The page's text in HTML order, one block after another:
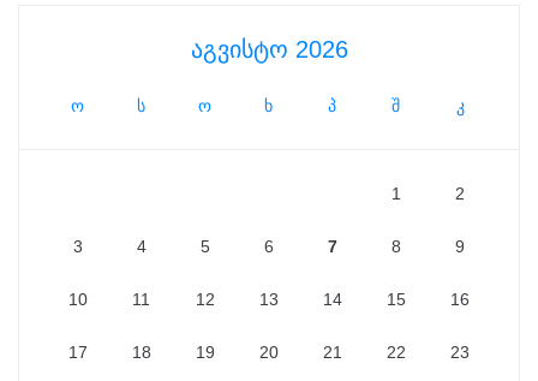
აგვისტო 2026
ო ს ო ხ პ შ კ
1 2
3 4 5 6 7 8 9
10 11 12 13 14 15 16
17 18 19 20 21 22 23